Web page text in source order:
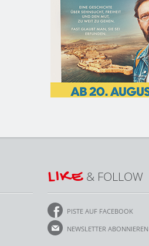
LIKE& FOLLOW
PISTE AUF FACEBOOK
NEWSLETTER ABONNIEREN